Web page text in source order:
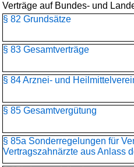
Verträge auf Bundes- und
§ 82 Grundsätze
§ 83 Gesamtverträge
§ 84 Arznei- und
§ 85 Gesamtvergütung
§ 85a Sonderregelungen für
Vertragszahnärzte aus Anlass